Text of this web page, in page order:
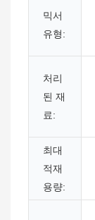
믹서
유형:
처리
된 재
료:
최대
적재
용량: